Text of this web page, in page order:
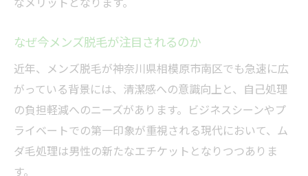
なぜ今メンズ脱毛が注目されるのか
近年、メンズ脱毛が神奈川県相模原市南区でも急速に広
がっている背景には、清潔感への意識向上と、自己処理
の負担軽減へのニーズがあります。ビジネスシーンやプ
ライベートでの第一印象が重視される現代において、ム
ダ毛処理は男性の新たなエチケットとなりつつありま
す。